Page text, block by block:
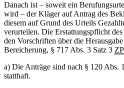
Danach ist – soweit ein
wird – der Kläger auf Antrag des
diesem auf Grund des Urteils
verurteilen. Die Erstattungspflicht
den Vorschriften über die
Bereicherung, § 717 Abs. 3 Satz 3
a) Die Anträge sind nach § 120 Abs. 1
statthaft.